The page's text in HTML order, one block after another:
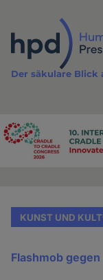
Inhalt
Der säkulare Blick
Advertising
KUNST UND
Flashmob